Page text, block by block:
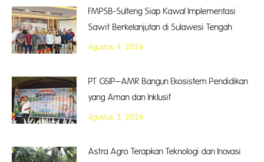
FMPSB-Sulteng Siap Kawal Implementasi
Sawit Berkelanjutan di Sulawesi Tengah
Agustus 4, 2026
PT GSIP–AMR Bangun Ekosistem Pendidikan
yang Aman dan Inklusif
Agustus 3, 2026
Astra Agro Terapkan Teknologi dan Inovasi